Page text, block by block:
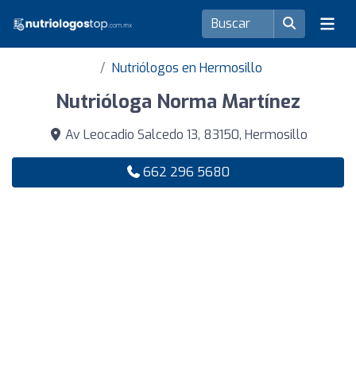
Nutriólogos en Hermosillo
Nutrióloga Norma Martínez
Av Leocadio Salcedo 13, 83150, Hermosillo
662 296 5680